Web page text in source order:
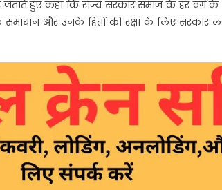
हुए कहा कि राज्य सरकार समाज के हर वर्ग के
और उनके हितों की रक्षा के लिए सरकार